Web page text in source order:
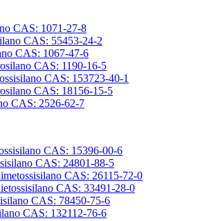
CAS: 1071-27-8
CAS: 55453-24-2
CAS: 1067-47-6
CAS: 1190-16-5
CAS: 153723-40-1
CAS: 18156-15-5
CAS: 2526-62-7
CAS: 15396-00-6
CAS: 24801-88-5
CAS: 26115-72-0
CAS: 33491-28-0
CAS: 78450-75-6
CAS: 132112-76-6